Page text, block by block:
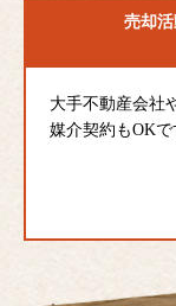
売却
大手不動産会社
媒介契約もOKで